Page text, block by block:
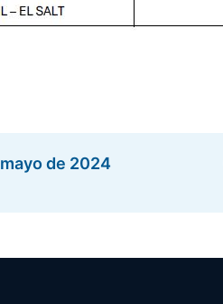
de 2024